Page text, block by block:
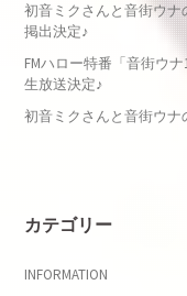
初音ミクさんと音街ウ
掲出決定♪
FMハロー特番「音街ウ
生放送決定♪
初音ミクさんと音街ウ
カテゴリー
INFORMATION